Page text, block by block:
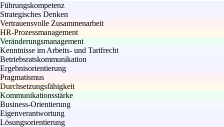
Führungskompetenz
Strategisches Denken
Vertrauensvolle Zusammenarbeit
HR-Prozessmanagement
Veränderungsmanagement
Kenntnisse im Arbeits- und Tarifrecht
Betriebsratskommunikation
Ergebnisorientierung
Pragmatismus
Durchsetzungsfähigkeit
Kommunikationsstärke
Business-Orientierung
Eigenverantwortung
Lösungsorientierung